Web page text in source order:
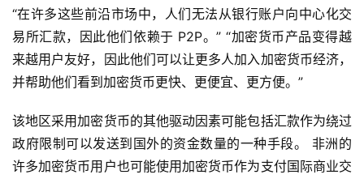
“在许多这些前沿市场中，人们无法从银行账户向中心化交
易所汇款，因此他们依赖于 P2P。” “加密货币产品变得越
来越用户友好，因此他们可以让更多人加入加密货币经济，
并帮助他们看到加密货币更快、更便宜、更方便。”
该地区采用加密货币的其他驱动因素可能包括汇款作为绕过
政府限制可以发送到国外的资金数量的一种手段。 非洲的
许多加密货币用户也可能使用加密货币作为支付国际商业交